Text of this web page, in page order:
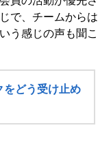
で、チームからは
う感じの声も聞こ
どう受け止め